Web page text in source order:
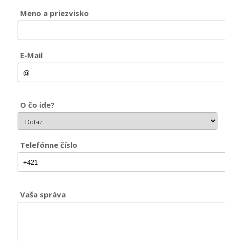
Meno a priezvisko
E-Mail
O čo ide?
Telefónne číslo
Vaša správa